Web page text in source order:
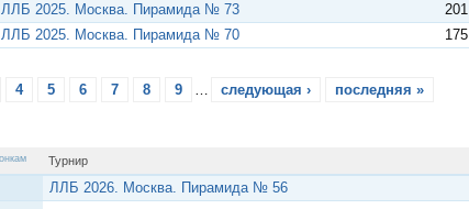
ЛЛБ 2025. Москва. Пирамида № 73 201
ЛЛБ 2025. Москва. Пирамида № 70 175
4 5 6 7 8 9 … следующая › последняя »
Турнир
ЛЛБ 2026. Москва. Пирамида № 56